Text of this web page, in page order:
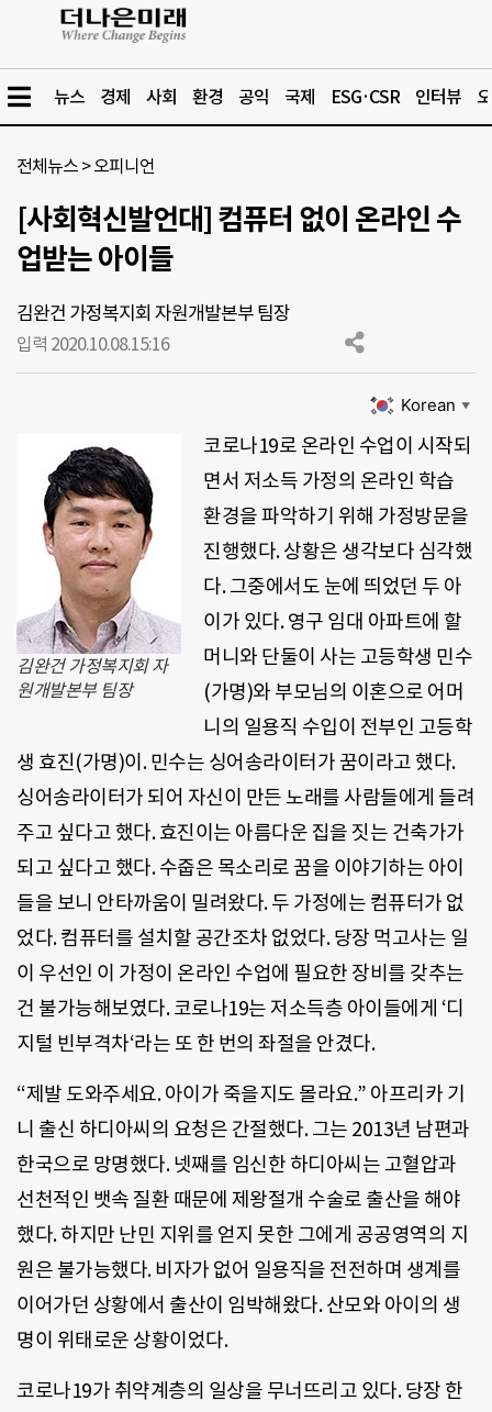
뉴스 경제 사회 환경 공익 국제 ESG·CSR 인터뷰
전체뉴스 >오피니언
[사회혁신발언대] 컴퓨터 없이 온라인 수
업받는 아이들
김완건 가정복지회 자원개발본부 팀장
입력 2020.10.08.15:16
Korean ▼
김완건 가정복지회 자
원개발본부 팀장
코로나19로 온라인 수업이 시작되
면서 저소득 가정의 온라인 학습
환경을 파악하기 위해 가정방문을
진행했다.상황은 생각보다 심각했
다.그중에서도 눈에 띄었던 두 아
이가 있다.영구 임대 아파트에 할
머니와 단둘이 사는 고등학생 민수
(가명)와 부모님의 이혼으로 어머
니의 일용직 수입이 전부인 고등학
생 효진(가명)이 .민수는 싱어송라이터가 꿈이라고 했다.
싱어송라이터가 되어 자신이 만든 노래를 사람들에게 들려
주고 싶다고 했다.효진이는 아름다운 집을 짓는 건축가가
되고 싶다고 했다.수줍은 목소리로 꿈을 이야기하는 아이
들을 보니 안타까움이 밀려왔다.두 가정에는 컴퓨터가 없
었다.컴퓨터를 설치할 공간조차 없었다.당장 먹고사는 일
이 우선인 이 가정이 온라인 수업에 필요한 장비를 갖추는
건 불가능해보였다.코로나19는 저소득층 아이들에게 ‘디
지털 빈부격차‘라는 또 한 번의 좌절을 안겼다.
“제발 도와주세요.아이가 죽을지도 몰라요.” 아프리카 기
니 출신 하디아씨의 요청은 간절했다.그는 2013년 남편과
한국으로 망명했다.넷째를 임신한 하디아씨는 고혈압과
선천적인 뱃속 질환 때문에 제왕절개 수술로 출산을 해야
했다.하지만 난민 지위를 얻지 못한 그에게 공공영역의 지
원은 불가능했다.비자가 없어 일용직을 전전하며 생계를
이어가던 상황에서 출산이 임박해왔다.산모와 아이의 생
명이 위태로운 상황이었다.
코로나19가 취약계층의 일상을 무너뜨리고 있다.당장 한